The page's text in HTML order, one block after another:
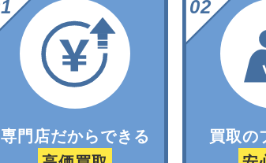
専門店だからできる
買取の